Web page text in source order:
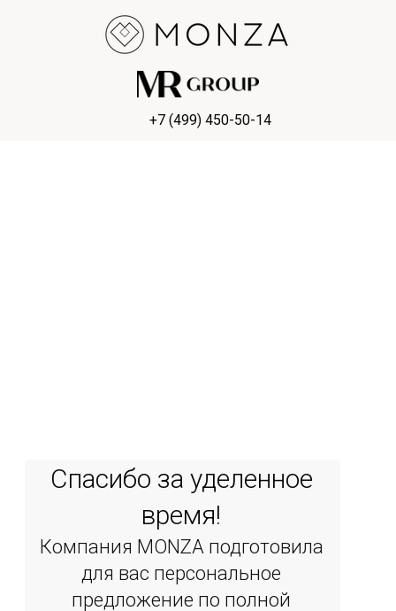
+7 (499) 450-50-14
Спасибо за уделенное
время!
Компания MONZA подготовила
для вас персональное
предложение по полной